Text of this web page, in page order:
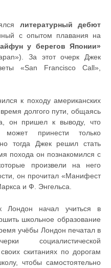
литературный дебют
с опытом плавания на
у берегов Японии»
За этот очерк Джек
«San Francisco Call»,
к походу американских
долгого пути, общаясь
он пришел к выводу, что
может принести только
тогда Джек решил стать
похода он познакомился с
произвели на него
он прочитал «Манифест
и Ф. Энгельса.
Лондон начал учиться в
школьное образование
учёбы Лондон печатал в
социалистической
скитаниях по дорогам
чтобы самостоятельно